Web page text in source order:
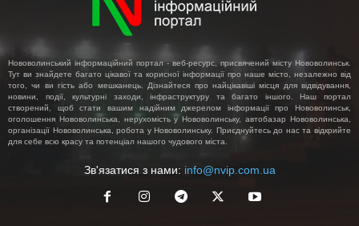
Нововолинський інформаційний портал - веб-ресурс, присвячений місту Нововолинськ.
Тут ви знайдете багато цікавої та корисної інформації про наше місто, незалежно від
того, чи ви гість або мешканець. Дізнайтеся про найцікавіші місця для відвідування,
новини, події, культурні заходи, інфраструктуру та багато іншого. Наш портал
створений, щоб стати вашим надійним джерелом інформації про Нововолинськ,
оголошення Нововолинська, нерухомість у Нововолинську, автобазар Нововолинська,
організації Нововолинська, робота у Нововолинську. Приєднуйтесь до нас та відкрийте
для себе всю красу та потенціал нашого чудового міста.
Зв'язатися з нами: info@nvip.com.ua